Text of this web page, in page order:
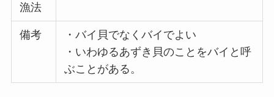
漁法
備考
・バイ貝でなくバイでよい
・いわゆるあずき貝のことをバイと呼
ぶことがある。